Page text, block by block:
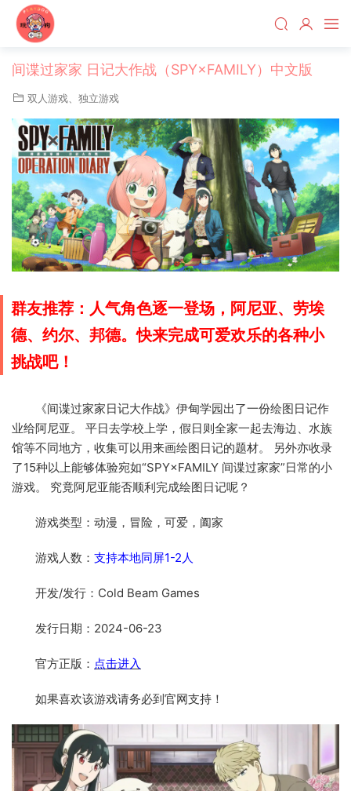
间谍过家家 日记大作战（SPY×FAMILY）中文版
双人游戏 独立游戏
群友推荐：人气角色逐一登场，阿尼亚、劳埃
德、约尔、邦德。快来完成可爱欢乐的各种小
挑战吧！
《间谍过家家日记大作战》伊甸学园出了一份绘图日记作
业给阿尼亚。 平日去学校上学，假日则全家一起去海边、水族
馆等不同地方，收集可以用来画绘图日记的题材。 另外亦收录
了15种以上能够体验宛如“SPY×FAMILY 间谍过家家”日常的小
游戏。 究竟阿尼亚能否顺利完成绘图日记呢？
游戏类型：动漫，冒险，可爱，阖家
游戏人数： 支持本地同屏1-2人
开发/发行：Cold Beam Games
发行日期：2024-06-23
官方正版： 点击进入
如果喜欢该游戏请务必到官网支持！